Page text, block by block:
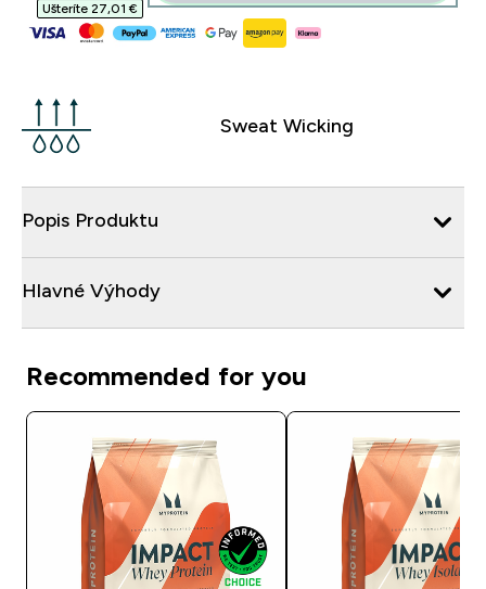
Ušteríte 27,01 €‎
Sweat Wicking
Popis Produktu
Hlavné Výhody
Recommended for you